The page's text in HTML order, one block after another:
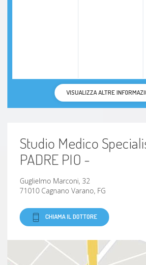
VISUALIZZA ALTRE
Studio Medico
PADRE PIO -
Guglielmo Marconi, 32
71010 Cagnano Varano, FG
CHIAMA IL DOTTORE